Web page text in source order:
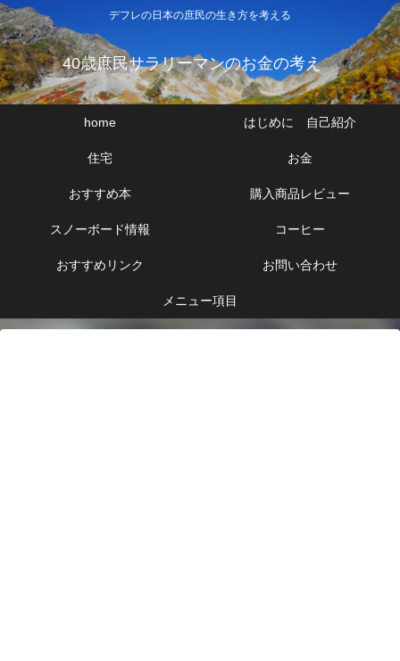
デフレの日本の庶民の生き方を考える
40歳庶民サラリーマンのお金の考え
home はじめに 自己紹介
住宅 お金
おすすめ本 購入商品レビュー
スノーボード情報 コーヒー
おすすめリンク お問い合わせ
メニュー項目